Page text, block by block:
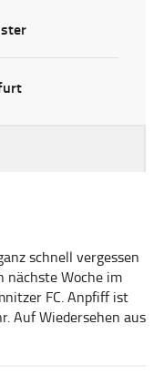
schnell vergessen
nächste Woche im
FC. Anpfiff ist
Auf Wiedersehen aus